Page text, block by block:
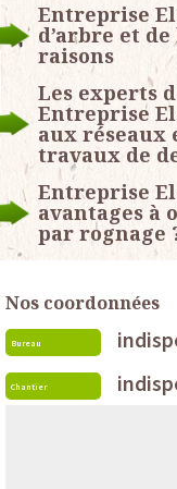
Entreprise
d’arbre et
raisons
Les experts
Entreprise
aux
travaux de
Entreprise
avantages à
par rognage
Nos coordonnées
Bureau
Chantier